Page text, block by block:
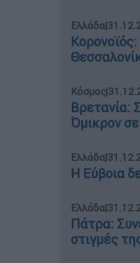
Ελλάδα|
Κόσμος|
Βρετανία:
Όμικρον
Ελλάδα|
Η Εύβοια
Ελλάδα|
Πάτρα:
στιγμές